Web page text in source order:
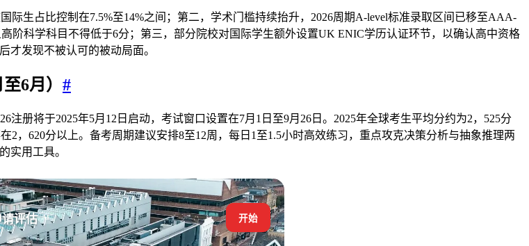
际生占比控制在7.5%至14%之间；第二，学术门槛持续抬升，2026周期A-level标准录取区间已移至AAA-
科学科目不得低于6分；第三，部分院校对国际学生额外设置UK ENIC学历认证环节，以确认高中资格
才发现不被认可的被动局面。
6月） #
注册将于2025年5月12日启动，考试窗口设置在7月1日至9月26日。2025年全球考生平均分约为2，525分
2，620分以上。备考周期建议安排8至12周，每日1至1.5小时高效练习，重点攻克决策分析与抽象推理两
实用工具。
评估 AI 开始